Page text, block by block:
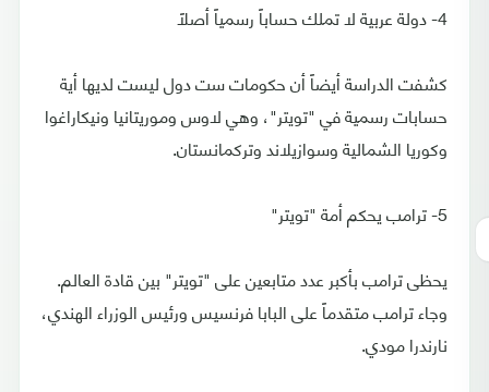
4- دولة عربية لا تملك حساباً رسمياً أصلاً
كشفت الدراسة أيضاً أن حكومات ست دول ليست لديها أية
حسابات رسمية في "تويتر"، وهي لاوس وموريتانيا ونيكاراغوا
وكوريا الشمالية وسوازيلاند وتركمانستان.
5- ترامب يحكم أمة "تويتر"
يحظى ترامب بأكبر عدد متابعين على "تويتر" بين قادة العالم.
وجاء ترامب متقدماً على البابا فرنسيس ورئيس الوزراء الهندي،
نارندرا مودي.